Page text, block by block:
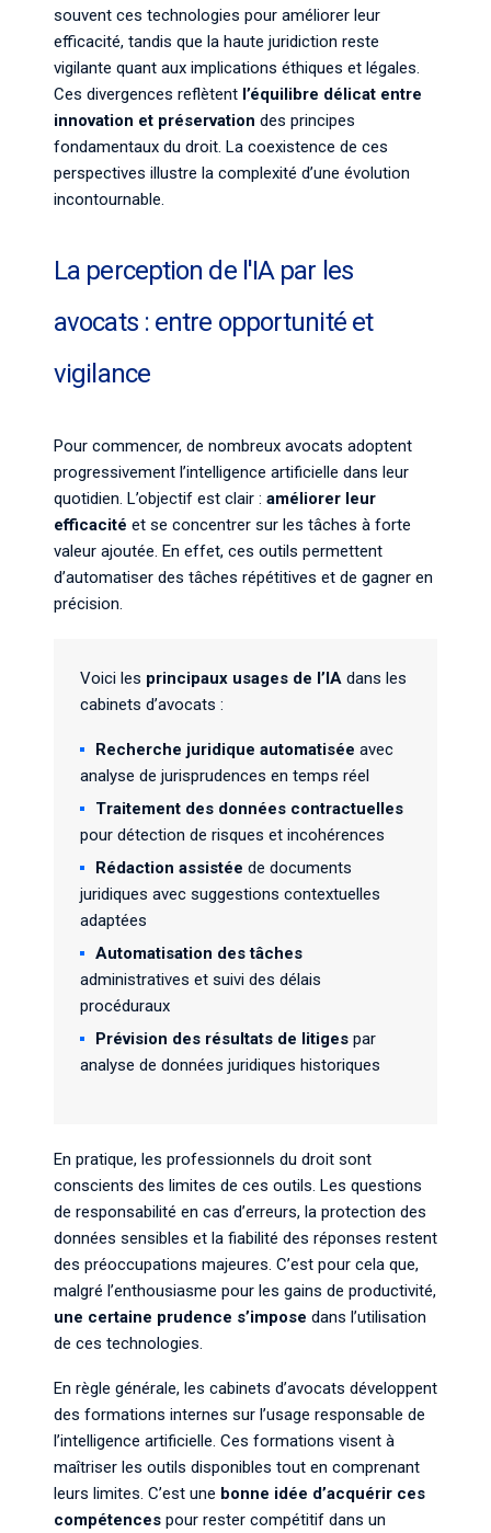
souvent ces technologies pour améliorer leur
efficacité, tandis que la haute juridiction reste
vigilante quant aux implications éthiques et légales.
Ces divergences reflètent l’équilibre délicat entre
innovation et préservation des principes
fondamentaux du droit. La coexistence de ces
perspectives illustre la complexité d’une évolution
incontournable.
La perception de l'IA par les
avocats : entre opportunité et
vigilance
Pour commencer, de nombreux avocats adoptent
progressivement l’intelligence artificielle dans leur
quotidien. L’objectif est clair : améliorer leur
efficacité et se concentrer sur les tâches à forte
valeur ajoutée. En effet, ces outils permettent
d’automatiser des tâches répétitives et de gagner en
précision.
Voici les principaux usages de l’IA dans les
cabinets d’avocats :
Recherche juridique automatisée avec
analyse de jurisprudences en temps réel
Traitement des données contractuelles
pour détection de risques et incohérences
Rédaction assistée de documents
juridiques avec suggestions contextuelles
adaptées
Automatisation des tâches
administratives et suivi des délais
procéduraux
Prévision des résultats de litiges par
analyse de données juridiques historiques
En pratique, les professionnels du droit sont
conscients des limites de ces outils. Les questions
de responsabilité en cas d’erreurs, la protection des
données sensibles et la fiabilité des réponses restent
des préoccupations majeures. C’est pour cela que,
malgré l’enthousiasme pour les gains de productivité,
une certaine prudence s’impose dans l’utilisation
de ces technologies.
En règle générale, les cabinets d’avocats développent
des formations internes sur l’usage responsable de
l’intelligence artificielle. Ces formations visent à
maîtriser les outils disponibles tout en comprenant
leurs limites. C’est une bonne idée d’acquérir ces
compétences pour rester compétitif dans un